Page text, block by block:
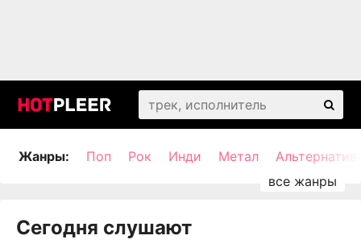
Жанры: Поп Рок Инди Метал
Сегодня слушают